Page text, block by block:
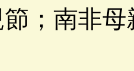
；南非